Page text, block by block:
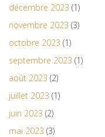
décembre 2023 (1)
novembre 2023 (3)
octobre 2023 (1)
septembre 2023 (1)
août 2023 (2)
juillet 2023 (1)
juin 2023 (2)
mai 2023 (3)